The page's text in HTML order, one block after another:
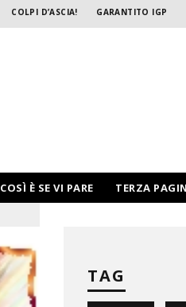
COLPI D’ASCIA! GARANTITO IGP
COSÌ È SE VI PARE TERZA
TAG